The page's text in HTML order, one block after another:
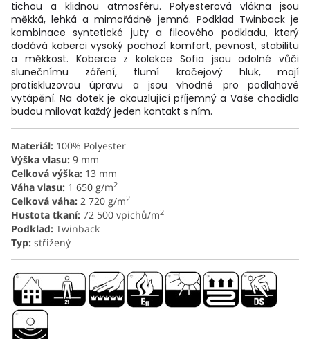
tichou a klidnou atmosféru. Polyesterová vlákna jsou
měkká, lehká a mimořádně jemná. Podklad Twinback je
kombinace syntetické juty a filcového podkladu, který
dodává koberci vysoký pochozí komfort, pevnost, stabilitu
a měkkost. Koberce z kolekce Sofia jsou odolné vůči
slunečnímu záření, tlumí kročejový hluk, mají
protiskluzovou úpravu a jsou vhodné pro podlahové
vytápění. Na dotek je okouzlující příjemný a Vaše chodidla
budou milovat každý jeden kontakt s ním.
Materiál: 100% Polyester
Výška vlasu: 9 mm
Celková výška: 13 mm
Váha vlasu: 1 650 g/m2
Celková váha: 2 720 g/m2
Hustota tkaní: 72 500 vpichů/m2
Podklad: Twinback
Typ: střižený